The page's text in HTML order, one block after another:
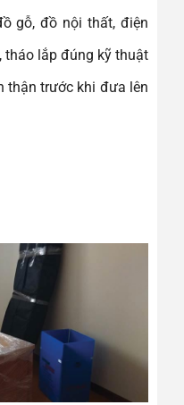
gỗ, đồ nội thất, điện
tháo lắp đúng kỹ thuật
thận trước khi đưa lên